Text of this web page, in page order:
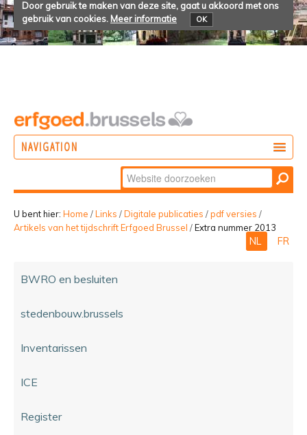
Door gebruik te maken van deze site, gaat u akkoord met ons
gebruik van cookies. Meer informatie OK
NAVIGATION
BELEVEN
Zoek
Geavanceerd
zoeken...
U bent hier: Home /Links /Digitale publicaties /pdf versies /
Artikels van het tijdschrift Erfgoed Brussel /Extra nummer 2013
NL FR
BWRO en besluiten
stedenbouw.brussels
Inventarissen
ICE
Register